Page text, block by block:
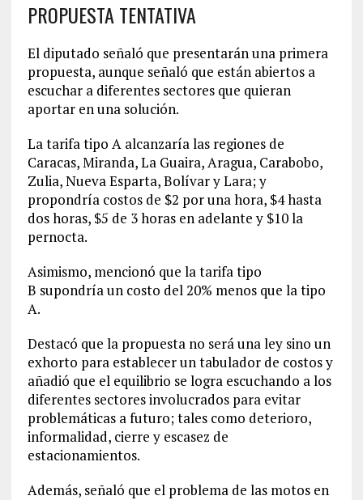
PROPUESTA TENTATIVA
El diputado señaló que presentarán una primera
propuesta, aunque señaló que están abiertos a
escuchar a diferentes sectores que quieran
aportar en una solución.
La tarifa tipo A alcanzaría las regiones de
Caracas, Miranda, La Guaira, Aragua, Carabobo,
Zulia, Nueva Esparta, Bolívar y Lara; y
propondría costos de $2 por una hora, $4 hasta
dos horas, $5 de 3 horas en adelante y $10 la
pernocta.
Asimismo, mencionó que la tarifa tipo
B supondría un costo del 20% menos que la tipo
A.
Destacó que la propuesta no será una ley sino un
exhorto para establecer un tabulador de costos y
añadió que el equilibrio se logra escuchando a los
diferentes sectores involucrados para evitar
problemáticas a futuro; tales como deterioro,
informalidad, cierre y escasez de
estacionamientos.
Además, señaló que el problema de las motos en